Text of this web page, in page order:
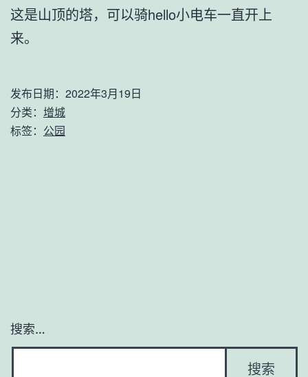
这是山顶的塔，可以骑hello小电车一直开上
来。
发布日期： 2022年3月19日
分类： 增城
标签： 公园
搜索…